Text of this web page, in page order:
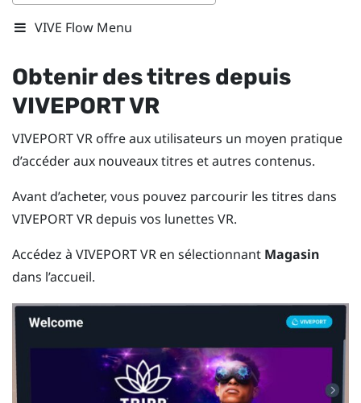
VIVE Flow Menu
Obtenir des titres depuis
VIVEPORTVR
VIVEPORTVR offre aux utilisateurs un moyen pratique
d’accéder aux nouveaux titres et autres contenus.
Avant d’acheter, vous pouvez parcourir les titres dans
VIVEPORTVR depuis vos lunettes VR.
Accédez à VIVEPORTVR en sélectionnant Magasin
dans l’accueil.